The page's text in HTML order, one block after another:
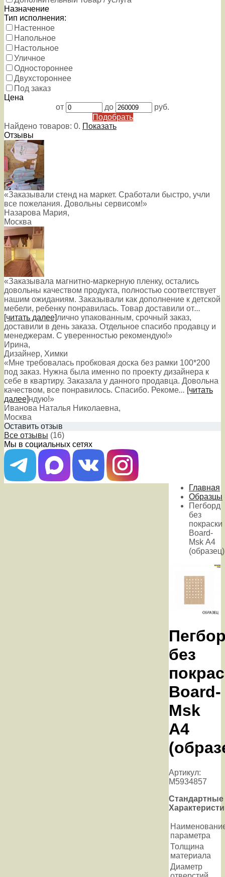
Назначение
Тип исполнения:
Настенное
Напольное
Настольное
Уличное
Одностороннее
Двухстороннее
Под заказ
Цена
от
до
руб.
Подобрать
Найдено товаров: 0. Показать
Отзывы
«Заказывали стенд на маркет. Сработали быстро, учли
все пожелания. Довольны сервисом!»
Назарова Мария,
Москва
«Заказывала магнитно-маркерную пленку, остались
довольны качеством продукта, полностью соответствует
нашим ожиданиям. Заказывали как дополнение к детской
мебели, ребенку понравилась. Товар доставили от...
[читать далее]лично упакованным, срочный заказ,
доставили в день заказа. Отдельное спасибо продавцу и
менеджерам. С уверенностью рекомендую!»
Ирина,
Дизайнер, Химки
«Мне требовалась пробковая доска без рамки 100*200
под заказ. Нужна была именно по проекту дизайнера к
себе в квартиру. Заказала у данного продавца. Довольна
качеством, все понравилось. Спасибо. Рекоме... [читать
далее]ндую!»
Иванова Наталья Николаевна,
Москва
Оставить отзыв
Все отзывы (16)
Мы в социальных сетях
Главная
Образцы
Пегборд
без
покраски
Board-
Msk А4
(образец)
без
Board-
Msk
А4
Артикул:
M5934857
Стандартные
параметра
Толщина
материала
Диаметр